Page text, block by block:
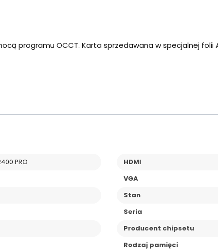
programu OCCT. Karta sprzedawana w specjalnej folii
PRO HDMI
VGA
Stan
Seria
Producent chipsetu
Rodzaj pamięci